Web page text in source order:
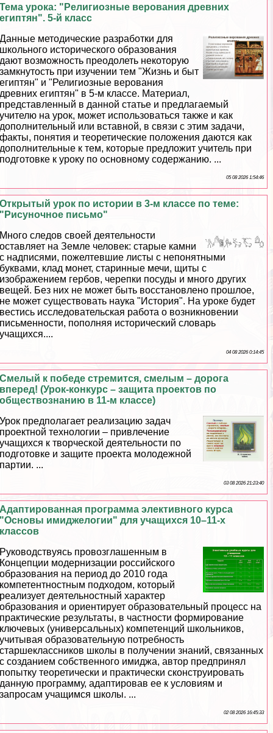
Тема урока: "Религиозные верования древних
египтян". 5-й класс
Данные методические разработки для
школьного исторического образования
дают возможность преодолеть некоторую
замкнутость при изучении тем "Жизнь и быт
египтян" и "Религиозные верования
древних египтян" в 5-м классе. Материал,
представленный в данной статье и предлагаемый
учителю на урок, может использоваться также и как
дополнительный или вставной, в связи с этим задачи,
факты, понятия и теоретические положения даются как
дополнительные к тем, которые предложит учитель при
подготовке к уроку по основному содержанию. ...
05 08 2026 1:54:46
Открытый урок по истории в 3-м классе по теме:
"Рисуночное письмо"
Много следов своей деятельности
оставляет на Земле человек: старые камни
с надписями, пожелтевшие листы с непонятными
буквами, клад монет, старинные мечи, щиты с
изображением гербов, черепки посуды и много других
вещей. Без них не может быть восстановлено прошлое,
не может существовать наука "История". На уроке будет
вестись исследовательская работа о возникновении
письменности, пополняя исторический словарь
учащихся....
04 08 2026 0:14:45
Смелый к победе стремится, смелым – дорога
вперед! (Урок-конкурс – защита проектов по
обществознанию в 11-м классе)
Урок предполагает реализацию задач
проектной технологии – привлечение
учащихся к творческой деятельности по
подготовке и защите проекта молодежной
партии. ...
03 08 2026 21:23:40
Адаптированная программа элективного курса
"Основы имиджелогии" для учащихся 10–11-х
классов
Руководствуясь провозглашенным в
Концепции модернизации российского
образования на период до 2010 года
компетентностным подходом, который
реализует деятельностный хаpaктер
образования и ориентирует образовательный процесс на
пpaктические результаты, в частности формирование
ключевых (универсальных) компетенций школьников,
учитывая образовательную потребность
старшеклассников школы в получении знаний, связанных
с созданием собственного имиджа, автор предпринял
попытку теоретически и пpaктически сконструировать
данную программу, адаптировав ее к условиям и
запросам учащимся школы. ...
02 08 2026 16:45:33